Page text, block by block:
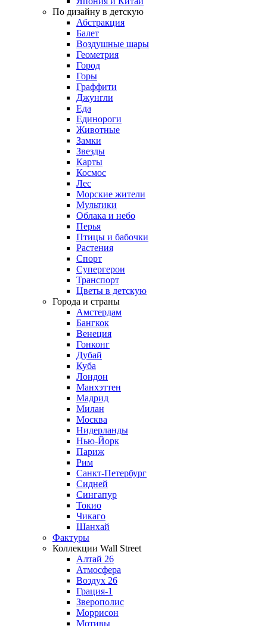
По дизайну в детскую
Абстракция
Балет
Воздушные шары
Геометрия
Город
Горы
Граффити
Джунгли
Еда
Единороги
Животные
Замки
Звезды
Карты
Космос
Лес
Морские жители
Мультики
Облака и небо
Перья
Птицы и бабочки
Растения
Спорт
Супергерои
Транспорт
Цветы в детскую
Города и страны
Амстердам
Бангкок
Венеция
Гонконг
Дубай
Куба
Лондон
Манхэттен
Мадрид
Милан
Москва
Нидерланды
Нью-Йорк
Париж
Рим
Санкт-Петербург
Сидней
Сингапур
Токио
Чикаго
Шанхай
Фактуры
Коллекции Wall Street
Алтай 26
Атмосфера
Воздух 26
Грация-1
Зверополис
Моррисон
Мотивы